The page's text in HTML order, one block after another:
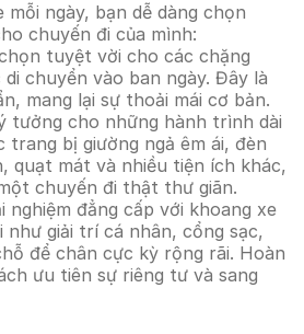
ngày, bạn dễ dàng chọn
chuyến đi của mình:
tuyệt vời cho các chặng
chuyển vào ban ngày. Đây là
mang lại sự thoải mái cơ bản.
tưởng cho những hành trình dài
trang bị giường ngả êm ái, đèn
quạt mát và nhiều tiện ích khác,
chuyến đi thật thư giãn.
nghiệm đẳng cấp với khoang xe
như giải trí cá nhân, cổng sạc,
để chân cực kỳ rộng rãi. Hoàn
ưu tiên sự riêng tư và sang